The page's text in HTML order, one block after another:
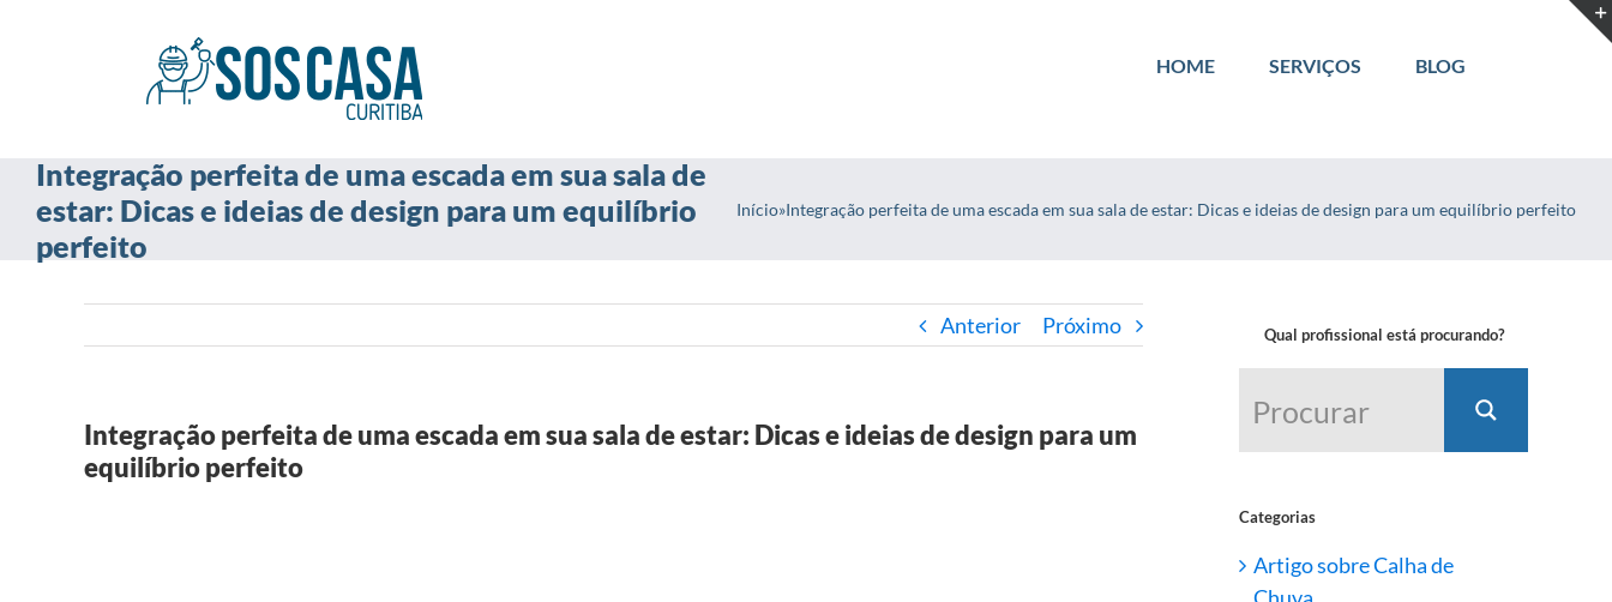
HOME SERVIÇOS BLOG
Integração perfeita de uma escada em sua sala de
estar: Dicas e ideias de design para um equilíbrio
perfeito
Início»Integração perfeita de uma escada em sua sala de estar: Dicas e ideias de design para um equilíbrio perfeito
Anterior Próximo
Integração perfeita de uma escada em sua sala de estar: Dicas e ideias de design para um
equilíbrio perfeito
Qual profissional está procurando?
Categorias
Artigo sobre Calha de